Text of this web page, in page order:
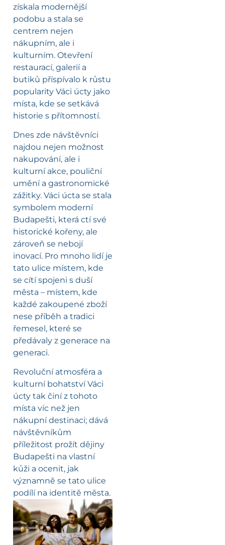
získala modernější
podobu a stala se
centrem nejen
nákupním, ale i
kulturním. Otevření
restaurací, galerií a
butiků příspívalo k růstu
popularity Váci úcty jako
místa, kde se setkává
historie s přítomností.
Dnes zde návštěvníci
najdou nejen možnost
nakupování, ale i
kulturní akce, pouliční
umění a gastronomické
zážitky. Váci úcta se stala
symbolem moderní
Budapešti, která ctí své
historické kořeny, ale
zároveň se nebojí
inovací. Pro mnoho lidí je
tato ulice místem, kde
se cítí spojeni s duší
města – místem, kde
každé zakoupené zboží
nese příběh a tradici
řemesel, které se
předávaly z generace na
generaci.
Revoluční atmosféra a
kulturní bohatství Váci
úcty tak činí z tohoto
místa víc než jen
nákupní destinaci; dává
návštěvníkům
příležitost prožít dějiny
Budapešti na vlastní
kůži a ocenit, jak
významně se tato ulice
podílí na identitě města.